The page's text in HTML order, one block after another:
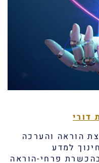
דורי
הוראה והערכה
למדע
בהכשרת פרחי-הוראה